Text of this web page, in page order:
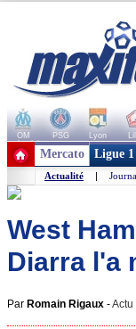
OM PSG Lyon
+ de clubs
Mercato Ligue 1
Actualité |
West
Diarra l'a
Par Romain Rigaux -Actu